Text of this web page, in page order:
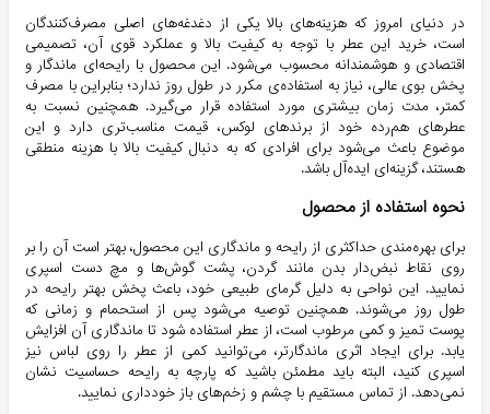
در دنیای امروز که هزینه‌های بالا یکی از دغدغه‌های اصلی مصرف‌کنندگان
است، خرید این عطر با توجه به کیفیت بالا و عملکرد قوی آن، تصمیمی
اقتصادی و هوشمندانه محسوب می‌شود. این محصول با رایحه‌ای ماندگار و
پخش بوی عالی، نیاز به استفاده‌ی مکرر در طول روز ندارد؛ بنابراین با مصرف
کمتر، مدت زمان بیشتری مورد استفاده قرار می‌گیرد. همچنین نسبت به
عطرهای هم‌رده خود از برندهای لوکس، قیمت مناسب‌تری دارد و این
موضوع باعث می‌شود برای افرادی که به دنبال کیفیت بالا با هزینه منطقی
هستند، گزینه‌ای ایده‌آل باشد.
نحوه استفاده از محصول
برای بهره‌مندی حداکثری از رایحه و ماندگاری این محصول، بهتر است آن را بر
روی نقاط نبض‌دار بدن مانند گردن، پشت گوش‌ها و مچ دست اسپری
نمایید. این نواحی به دلیل گرمای طبیعی خود، باعث پخش بهتر رایحه در
طول روز می‌شوند. همچنین توصیه می‌شود پس از استحمام و زمانی که
پوست تمیز و کمی مرطوب است، از عطر استفاده شود تا ماندگاری آن افزایش
یابد. برای ایجاد اثری ماندگارتر، می‌توانید کمی از عطر را روی لباس نیز
اسپری کنید، البته باید مطمئن باشید که پارچه به رایحه حساسیت نشان
نمی‌دهد. از تماس مستقیم با چشم و زخم‌های باز خودداری نمایید.